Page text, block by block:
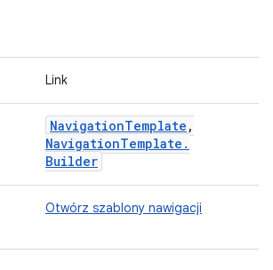
Link
NavigationTemplate ,
NavigationTemplate .
Builder
Otwórz szablony nawigacji